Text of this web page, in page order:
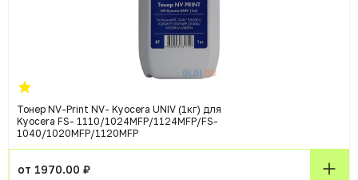
Тонер NV-Print NV- Kyocera UNIV (1кг) для
Kyocera FS- 1110/1024MFP/1124MFP/FS-
1040/1020MFP/1120MFP
от 1970.00 ₽